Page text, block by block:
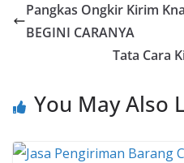
Pangkas Ongkir Kirim
BEGINI CARANYA
Tata Cara
You May Also